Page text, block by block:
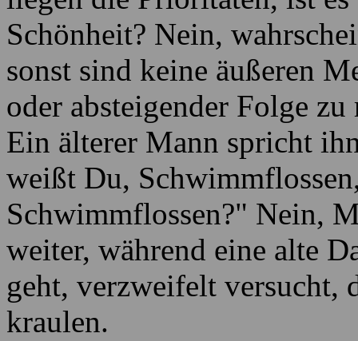
Schönheit? Nein,
sonst sind keine äußeren
oder absteigender Folge
Ein älterer Mann spricht
weißt Du,
Schwimmflossen?" Nein,
weiter, während eine alte
geht, verzweifelt versucht,
kraulen.